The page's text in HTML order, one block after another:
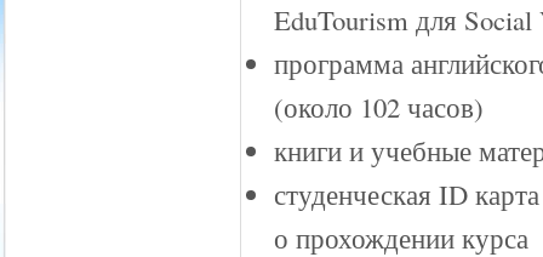
EduTourism для Social
программа
(около 102 часов)
книги и учебные
студенческая ID
о прохождении курса